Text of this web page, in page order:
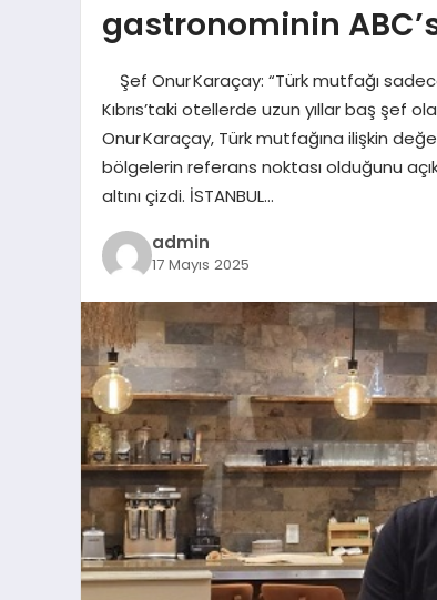
gastronominin
Şef Onur Karaçay: “Türk mutfağı
Kıbrıs’taki otellerde uzun yıllar baş şef
Onur Karaçay, Türk mutfağına ilişkin
bölgelerin referans noktası olduğunu
altını çizdi. İSTANBUL…
admin
17 Mayıs 2025